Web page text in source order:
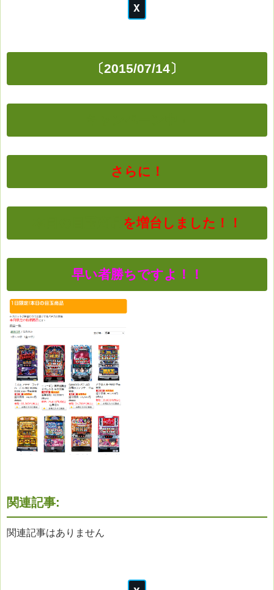
〔2015/07/14〕
さらに！
を増台しました！！
早い者勝ちですよ！！
関連記事:
関連記事はありません